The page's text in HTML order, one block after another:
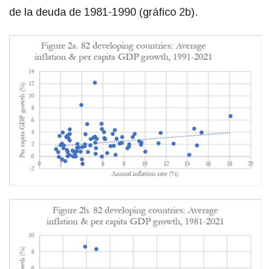
de la deuda de 1981-1990 (gráfico 2b).